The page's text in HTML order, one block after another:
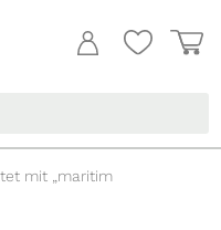
mit „maritim